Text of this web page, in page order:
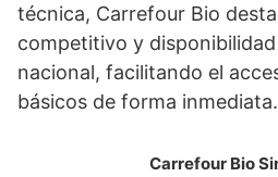
técnica, Carrefour Bio
competitivo y
nacional, facilitando el
básicos de forma inmediata.
Carrefour Bio